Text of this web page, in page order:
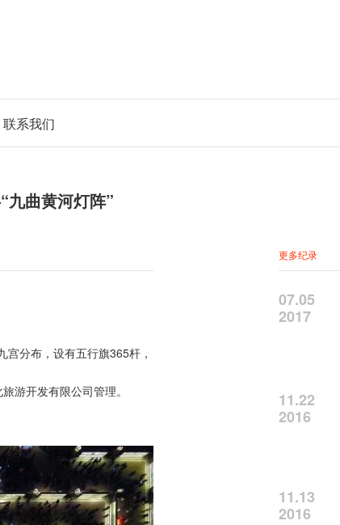
联系我们
曲黄河灯阵”
宫分布，设有五行旗365杆，
游开发有限公司管理。
更多纪录
07.05
2017
11.22
2016
11.13
2016